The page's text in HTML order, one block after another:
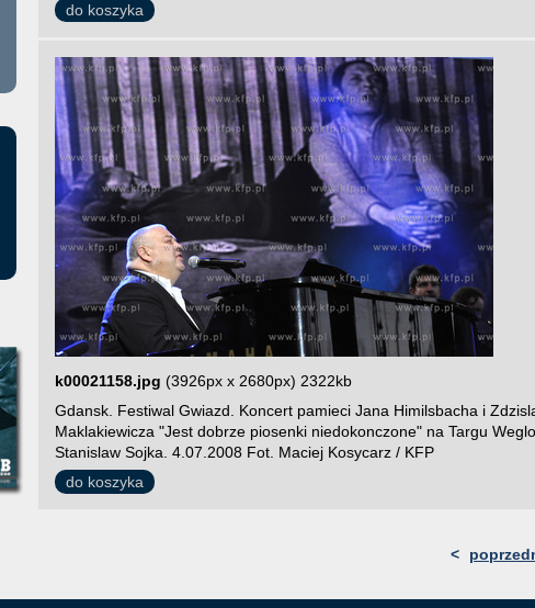
do koszyka
k00021158.jpg (3926px x 2680px) 2322kb
Gdansk. Festiwal Gwiazd. Koncert pamieci Jana Himilsbacha i
Maklakiewicza "Jest dobrze piosenki niedokonczone" na Targu
Stanislaw Sojka. 4.07.2008 Fot. Maciej Kosycarz / KFP
do koszyka
<